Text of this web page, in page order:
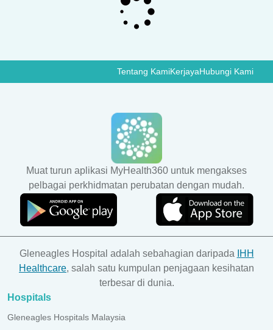
Tentang KamiKerjayaHubungi Kami
Muat turun aplikasi MyHealth360 untuk mengakses
pelbagai perkhidmatan perubatan dengan mudah.
Gleneagles Hospital adalah sebahagian daripada
IHH
Healthcare, salah satu kumpulan penjagaan kesihatan
terbesar di dunia.
Hospitals
Gleneagles Hospitals Malaysia